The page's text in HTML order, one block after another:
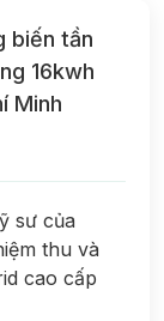
biến tần
16kwh
Minh
sư của
thu và
cao cấp